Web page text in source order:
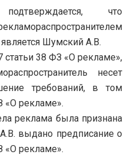
что
Шумский А.В.
статьи 38 ФЗ «О рекламе»,
несет
требований, в том
«О рекламе».
реклама была признана
выдано предписание о
«О рекламе».